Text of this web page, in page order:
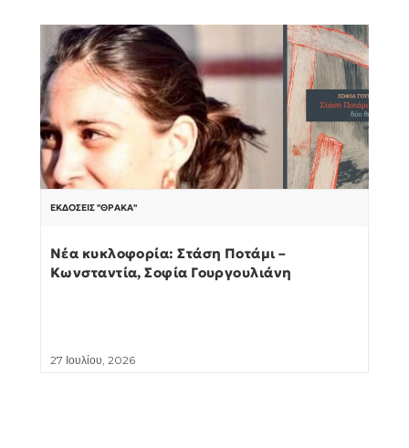
ΕΚΔΌΣΕΙΣ "ΘΡΆΚΑ"
Νέα κυκλοφορία: Στάση Ποτάμι –
Κωνσταντία, Σοφία Γουργουλιάνη
27 Ιουλίου, 2026